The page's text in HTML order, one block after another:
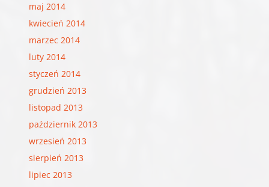
maj 2014
kwiecień 2014
marzec 2014
luty 2014
styczeń 2014
grudzień 2013
listopad 2013
październik 2013
wrzesień 2013
sierpień 2013
lipiec 2013